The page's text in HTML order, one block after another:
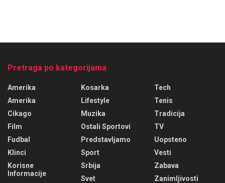
Pretraga po kategorijama
Amerika
Amerika
Cikago
Film
Fudbal
Klinci
Korisne
Informacije
Kosarka
Lifestyle
Muzika
Ostali Sportovi
Predstavljamo
Sport
Srbija
Svet
Tech
Tenis
Tradicija
TV
Uopsteno
Vesti
Zabava
Zanimljivosti